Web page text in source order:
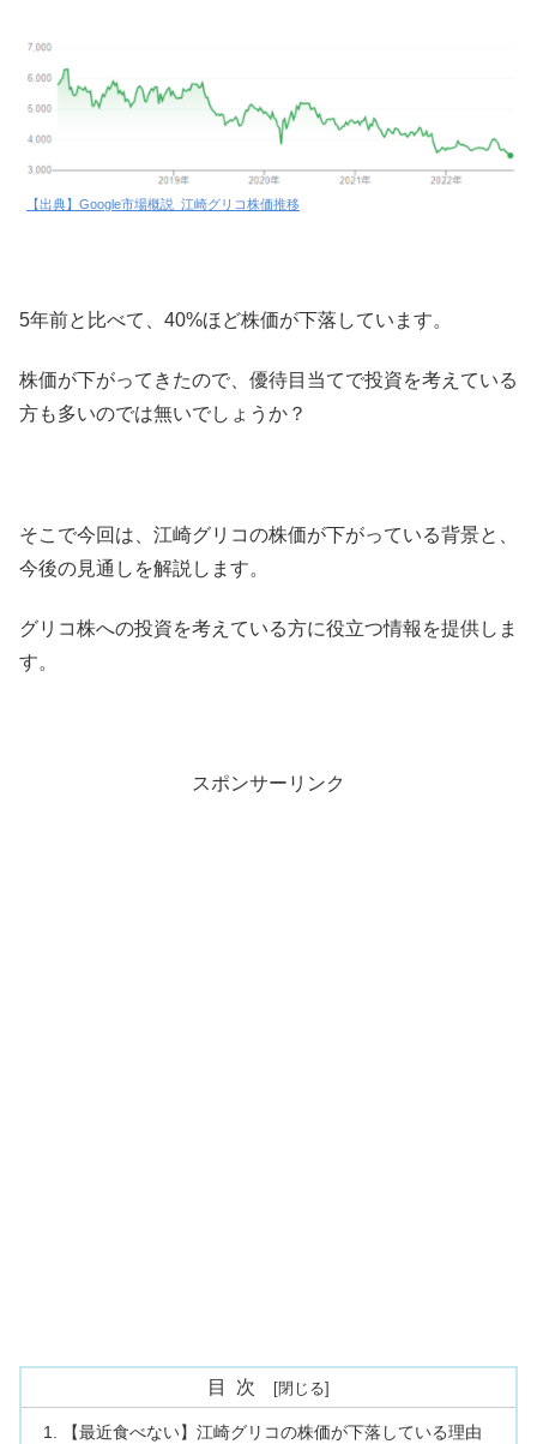
【出典】Google市場概説_江崎グリコ株価推移
5年前と比べて、40%ほど株価が下落しています。
株価が下がってきたので、優待目当てで投資を考えている
方も多いのでは無いでしょうか？
そこで今回は、江崎グリコの株価が下がっている背景と、
今後の見通しを解説します。
グリコ株への投資を考えている方に役立つ情報を提供しま
す。
スポンサーリンク
目次
【最近食べない】江崎グリコの株価が下落している理由